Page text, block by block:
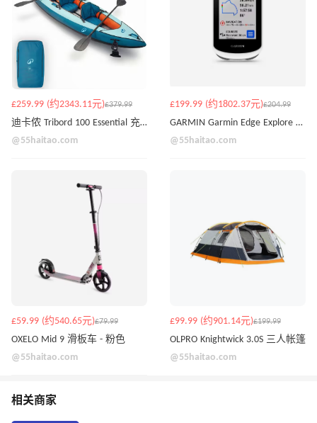
£259.99 (约2343.11元)£379.99
迪卡侬 Tribord 100 Essential 充气独木舟/皮划艇套装 —— 2至3人适用
@55haitao.com
£199.99 (约1802.37元)£204.99
GARMIN Garmin Edge Explore 2 GPS 骑行码表
@55haitao.com
£59.99 (约540.65元)£79.99
OXELO Mid 9 滑板车 - 粉色
@55haitao.com
£99.99 (约901.14元)£199.99
OLPRO Knightwick 3.0S 三人帐篷
@55haitao.com
相关商家